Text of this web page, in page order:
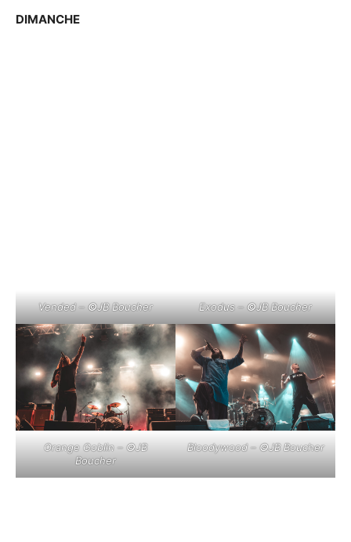
DIMANCHE
Vended –©JB Boucher Exodus –©JB Boucher
Orange Goblin – ©JB
Boucher
Bloodywood – ©JB Boucher